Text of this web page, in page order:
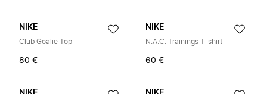
NIKE
Club Goalie Top
80 €
NIKE
N.A.C. Trainings T-shirt
60 €